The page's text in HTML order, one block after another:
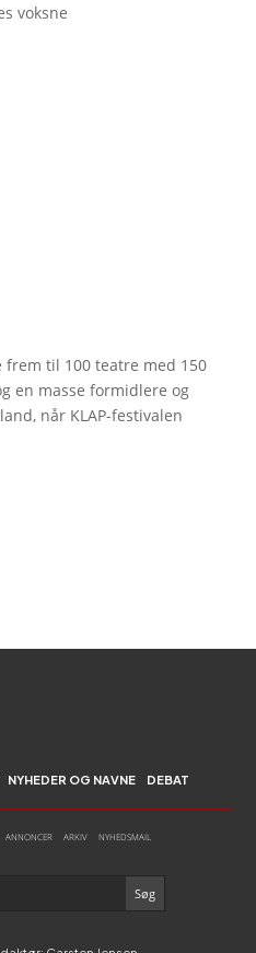
voksne
frem til 100 teatre med 150
en masse formidlere og
når KLAP-festivalen
NYHEDER OG NAVNE DEBAT
ANNONCER ARKIV NYHEDSMAIL